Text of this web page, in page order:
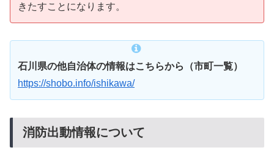
きたすことになります。
石川県の他自治体の情報はこちらから（市町一覧）
https://shobo.info/ishikawa/
消防出動情報について